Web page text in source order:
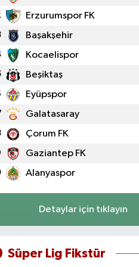
Erzurumspor FK
Başakşehir
Kocaelispor
Beşiktaş
Eyüpspor
Galatasaray
Çorum FK
Gaziantep FK
Alanyaspor
Detaylar için tıklayın
Süper Lig Fikstür